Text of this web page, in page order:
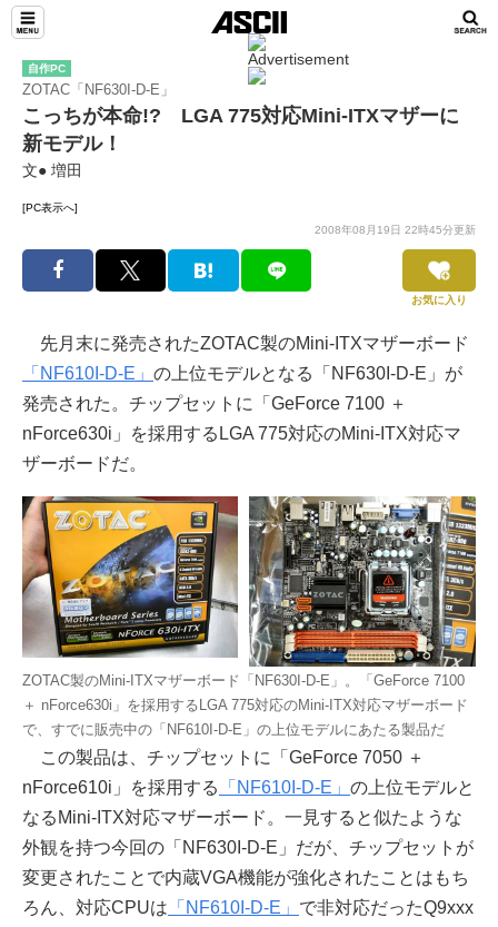
自作PC
ZOTAC「NF630I-D-E」
こっちが本命!? LGA 775対応Mini-ITXマザーに
新モデル！
文● 増田
[PC表示へ]
2008年08月19日 22時45分更新
お気に入り
先月末に発売されたZOTAC製のMini-ITXマザーボード
「NF610I-D-E」 の上位モデルとなる「NF630I-D-E」が
発売された。チップセットに「GeForce 7100 ＋
nForce630i」を採用するLGA 775対応のMini-ITX対応マ
ザーボードだ。
ZOTAC製のMini-ITXマザーボード「NF630I-D-E」。「GeForce 7100
＋ nForce630i」を採用するLGA 775対応のMini-ITX対応マザーボード
で、すでに販売中の「NF610I-D-E」の上位モデルにあたる製品だ
この製品は、チップセットに「GeForce 7050 ＋
nForce610i」を採用する
「NF610I-D-E」 の上位モデルと
なるMini-ITX対応マザーボード。一見すると似たような
外観を持つ今回の「NF630I-D-E」だが、チップセットが
変更されたことで内蔵VGA機能が強化されたことはもち
ろん、対応CPUは 「NF610I-D-E」 で非対応だったQ9xxx